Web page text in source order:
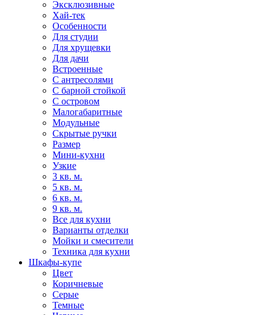
Эксклюзивные
Хай-тек
Особенности
Для студии
Для хрущевки
Для дачи
Встроенные
С антресолями
С барной стойкой
С островом
Малогабаритные
Модульные
Скрытые ручки
Размер
Мини-кухни
Узкие
3 кв. м.
5 кв. м.
6 кв. м.
9 кв. м.
Все для кухни
Варианты отделки
Мойки и смесители
Техника для кухни
Шкафы-купе
Цвет
Коричневые
Серые
Темные